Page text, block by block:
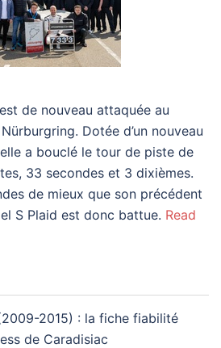
de nouveau attaquée au
Dotée d’un nouveau
a bouclé le tour de piste de
33 secondes et 3 dixièmes.
de mieux que son précédent
S Plaid est donc battue. Read
2015) : la fiche fiabilité
de Caradisiac